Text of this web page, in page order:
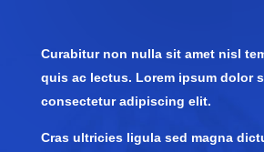
Curabitur non nulla sit amet nisl
quis ac lectus. Lorem ipsum dolor
consectetur adipiscing elit.
Cras ultricies ligula sed magna